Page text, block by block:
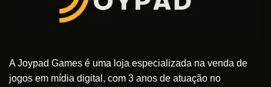
do
A Joypad Games é uma loja especializada na venda de
jogos em mídia digital, com 3 anos de atuação no